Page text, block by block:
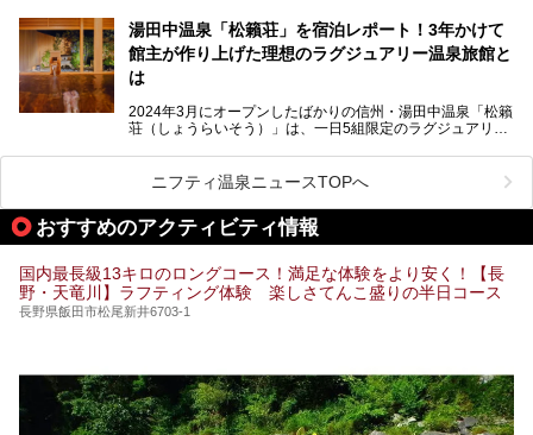
昼神温泉では、朝市などの観光スポットや、信州名物のおや
きを楽しめるグルメスポットなど、観光を楽しむにはぴった
りの場所が豊富にあります。
この記事では、昼神温泉での滞在を充実させる宿泊施設や日
帰り温泉、見どころ満載の観光・グルメスポットに加え、ア
クセス方法も順に紹介します。
湯田中温泉「松籟荘」を宿泊レポート！3年かけて
館主が作り上げた理想のラグジュアリー温泉旅館と
は
2024年3月にオープンしたばかりの信州・湯田中温泉「松籟
荘（しょうらいそう）」は、一日5組限定のラグジュアリー
ライベートに楽しめる非日常感が味わえます。また宿泊者は
道向かいの「よろづや」の大浴場「桃山風呂」や共同浴場の
「湯田中大湯」も利用ができます。
極上のお湯に浸り上質なお料理に舌鼓、特別な日に泊まりた
い湯田中温泉「松籟荘」を、実際に宿泊した目線で紹介しま
ニフティ温泉ニュースTOPへ
おすすめのアクティビティ情報
国内最長級13キロのロングコース！満足な体験をより安く！【長
野・天竜川】ラフティング体験 楽しさてんこ盛りの半日コース
長野県飯田市松尾新井6703-1